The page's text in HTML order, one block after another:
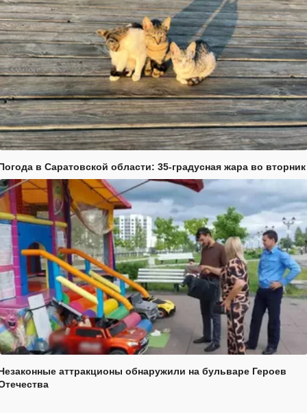
в Саратовской области: 35-градусная жара во вторник
аттракционы обнаружили на бульваре Героев